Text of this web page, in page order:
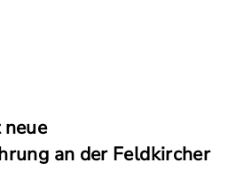
an der Feldkircher